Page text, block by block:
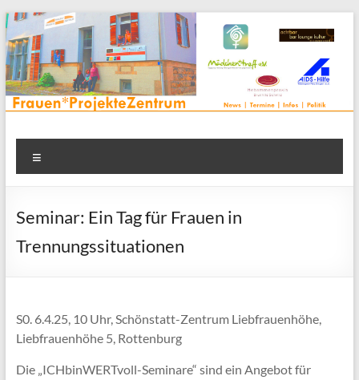
Zum
Inhalt
springen
Frauenprojektehaus wird
FrauenProjekteZentrum
Frauen* | Mädchen* | Projekte | Beratung | Veranstaltungen |
in einem Zentrum | Räume für alle | Projektarbeit | Begegnung
Seminar: Ein Tag für Frauen in
Trennungssituationen
S0. 6.4.25, 10 Uhr, Schönstatt-Zentrum Liebfrauenhöhe,
Liebfrauenhöhe 5, Rottenburg
Die „ICHbinWERTvoll-Seminare“ sind ein Angebot für